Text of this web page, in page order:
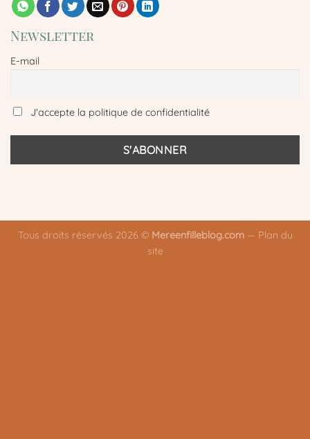
Newsletter
E-mail
J'accepte la politique de confidentialité
Tous droits réservés 2026 © Mereenfilleblog.com— Plan du
site